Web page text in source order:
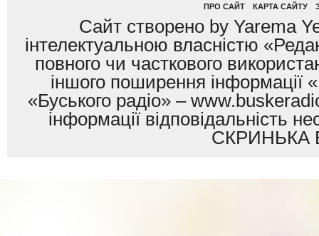
ПРО САЙТ КАРТА САЙТУ
Сайт створено by Yarema
інтелектуальною власністю
повного чи часткового
іншого поширення інформації
«Буського радіо» –
інформації
СКРИНЬКА